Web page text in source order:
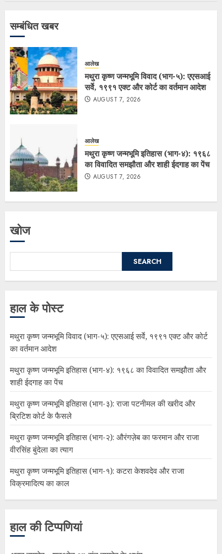
सम्बंधित खबर
आलेख
मथुरा कृष्ण जन्मभूमि विवाद (भाग-५): एएसआई
सर्वे, १९९१ एक्ट और कोर्ट का वर्तमान आदेश
AUGUST 7, 2026
आलेख
मथुरा कृष्ण जन्मभूमि इतिहास (भाग-४): १९६८
का विवादित समझौता और शाही ईदगाह का पेंच
AUGUST 7, 2026
खोज
SEARCH
हाल के पोस्ट
मथुरा कृष्ण जन्मभूमि विवाद (भाग-५): एएसआई सर्वे, १९९१ एक्ट और कोर्ट
का वर्तमान आदेश
मथुरा कृष्ण जन्मभूमि इतिहास (भाग-४): १९६८ का विवादित समझौता और
शाही ईदगाह का पेंच
मथुरा कृष्ण जन्मभूमि इतिहास (भाग-३): राजा पटनीमल की खरीद और
ब्रिटिश कोर्ट के फैसले
मथुरा कृष्ण जन्मभूमि इतिहास (भाग-२): औरंगज़ेब का फरमान और राजा
वीरसिंह बुंदेला का त्याग
मथुरा कृष्ण जन्मभूमि इतिहास (भाग-१): कटरा केशवदेव और राजा
विक्रमादित्य का काल
हाल की टिप्पणियां